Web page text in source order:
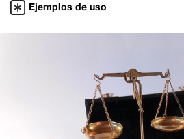
Ejemplos de uso